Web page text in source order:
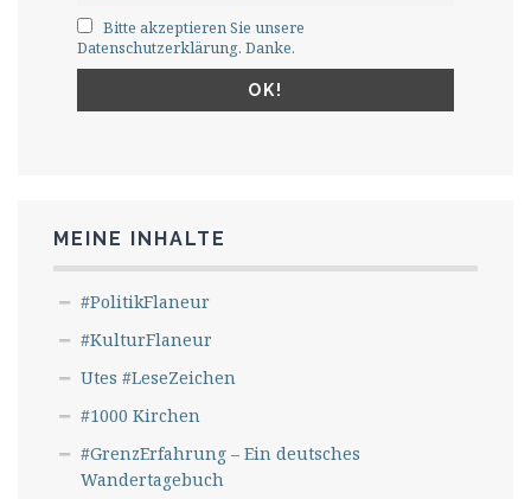
Bitte akzeptieren Sie unsere
Datenschutzerklärung. Danke.
MEINE INHALTE
#PolitikFlaneur
#KulturFlaneur
Utes #LeseZeichen
#1000 Kirchen
#GrenzErfahrung – Ein deutsches
Wandertagebuch